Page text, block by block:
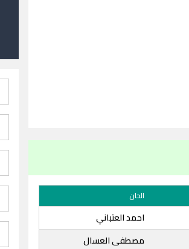
الحان
احمد العتباني
مصطفى العسال